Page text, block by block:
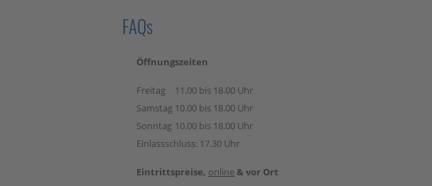
FAQs
Öffnungszeiten
Freitag
11.00 bis 18.00 Uhr
Samstag 10.00 bis 18.00 Uhr
Sonntag 10.00 bis 18.00 Uhr
Einlassschluss: 17.30 Uhr
Eintrittspreise, online& vor Ort